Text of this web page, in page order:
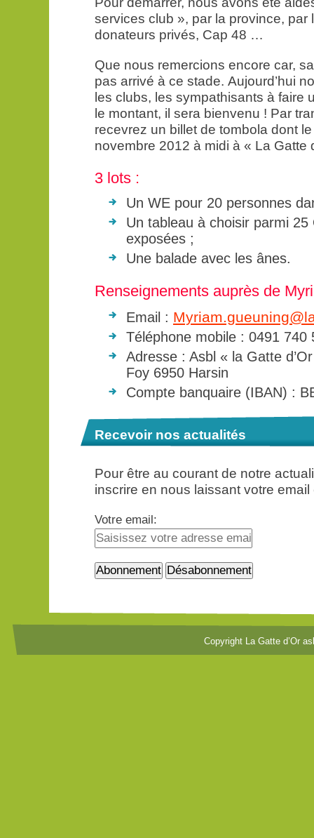
services club », par la province, par
donateurs privés, Cap 48 …
Que nous remercions encore car,
pas arrivé à ce stade. Aujourd’hui
les clubs, les sympathisants à
le montant, il sera bienvenu ! Par
recevrez un billet de tombola dont
novembre 2012 à midi à « La Gatte
3 lots :
Un WE pour 20 personnes
Un tableau à choisir parmi
exposées ;
Une balade avec les ânes.
Renseignements auprès de
Email :
Téléphone mobile : 0491 740
Adresse : Asbl « la Gatte
Foy 6950 Harsin
Compte banquaire (IBAN) :
Recevoir nos actualités
Pour être au courant de notre
inscrire en nous laissant votre
Votre email:
Copyright La Gatte d’Or